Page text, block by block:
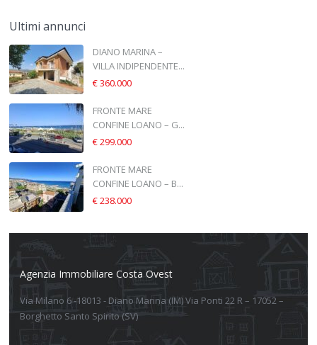
Ultimi annunci
DIANO MARINA –
VILLA INDIPENDENTE...
€ 360.000
FRONTE MARE
CONFINE LOANO – G...
€ 299.000
FRONTE MARE
CONFINE LOANO – B...
€ 238.000
Agenzia Immobiliare Costa Ovest
Via Milano 6 -18013 - Diano Marina (IM) Via Ponti 22 R – 17052 –
Borghetto Santo Spirito (SV)